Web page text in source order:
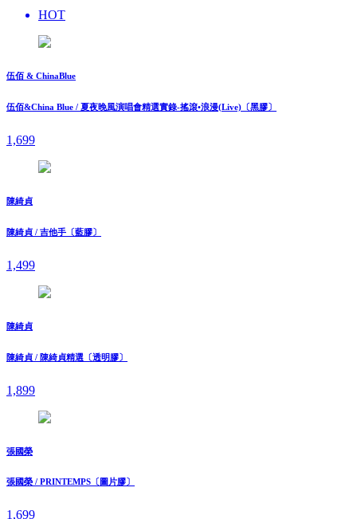
HOT
伍佰 & ChinaBlue
伍佰&China Blue / 夏夜晚風演唱會精選實錄-搖滾•浪漫(Live)〔黑膠〕
1,699
陳綺貞
陳綺貞 / 吉他手〔藍膠〕
1,499
陳綺貞
陳綺貞 / 陳綺貞精選〔透明膠〕
1,899
張國榮
張國榮 / PRINTEMPS〔圖片膠〕
1,699